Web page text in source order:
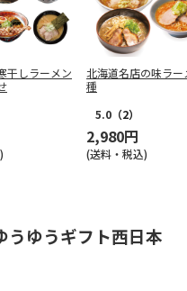
干しラーメン
北海道名店の味ラー
種
5.0 （2）
2,980円
(送料・税込)
ゆうギフト西日本